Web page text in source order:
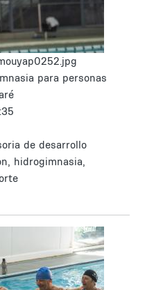
para personas
de desarrollo
hidrogimnasia,